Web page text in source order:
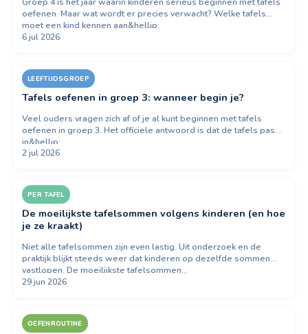
oefenen. Maar wat wordt er precies verwacht? Welke tafels
moet een kind kennen aan&hellip;
6 jul 2026
LEEFTIJDSGROEP
Tafels oefenen in groep 3: wanneer begin je?
Veel ouders vragen zich af of je al kunt beginnen met tafels
oefenen in groep 3. Het officiele antwoord is dat de tafels pas
in&hellip;
2 jul 2026
PER TAFEL
De moeilijkste tafelsommen volgens kinderen (en hoe
je ze kraakt)
Niet alle tafelsommen zijn even lastig. Uit onderzoek en de
praktijk blijkt steeds weer dat kinderen op dezelfde sommen
vastlopen. De moeilijkste tafelsommen…
29 jun 2026
OEFENROUTINE